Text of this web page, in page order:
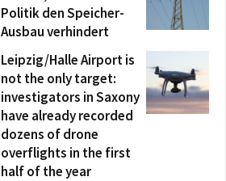
Politik den Speicher-
Ausbau verhindert
Leipzig/Halle Airport is
not the only target:
investigators in Saxony
have already recorded
dozens of drone
overflights in the first
half of the year